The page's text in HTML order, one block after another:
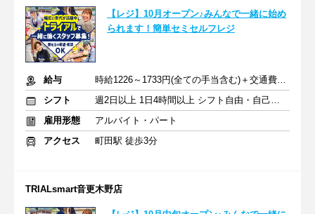
【レジ】10月オープン♪みんなで一緒に始め
られます！簡単セミセルフレジ
給与
時給1226～1733円(全ての手当含む)＋交通費(月3万円まで)
シフト
週2日以上 1日4時間以上 シフト自由・自己申告
雇用形態
アルバイト・パート
アクセス
町田駅 徒歩3分
TRIALsmart音更木野店